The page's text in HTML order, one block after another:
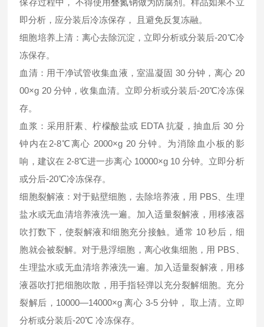
保存过程中， 不得使用叠氮钠做为防腐剂。样品如果不立
即分析，应分装后冷冻保存， 且避免反复冻融。
细胞培养上清：离心去除沉淀，立即分析或分装后-20℃冷
冻保存。
血清：用干净试管收集血液，室温凝固 30 分钟，离心 20
00×g 20 分钟，收集血清。立即分析或分装后-20℃冷冻保
存。
血浆：采用肝素、柠檬酸盐或 EDTA 抗凝，抽血后 30 分
钟内在2-8℃离心 2000×g 20 分钟。为消除血小板的影
响，建议在 2-8℃进一步离心 10000×g 10 分钟。立即分析
或分后-20℃冷冻保存。
细胞裂解液：对于贴壁细胞，去除培养液，用 PBS、生理
盐水或无血清培养液洗一遍。加入适量裂解液，用移液器
吹打数下，使裂解液和细胞充分接触。通常 10 秒后，细
胞就会被裂解。对于悬浮细胞，离心收集细胞，用 PBS、
生理盐水或无血清培养液洗一遍。加入适量裂解液，用移
液器吹打把细胞吹散，用手指轻弹以充分裂解细胞。充分
裂解后，10000—14000×g 离心 3-5 分钟， 取上清。立即
分析或分装后-20℃ 冷冻保存。